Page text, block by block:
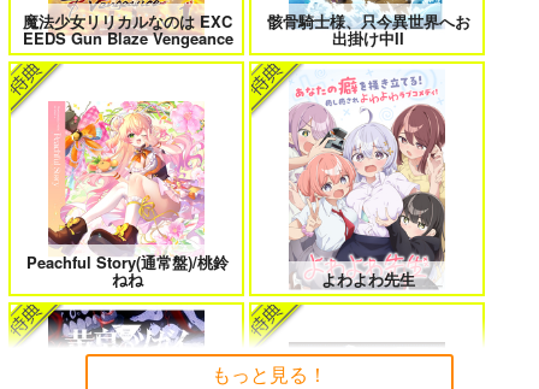
サンプル
カート
女友達は頼めば意外とヤらせてくれ
る 8
HELL’o WORK！～賽の河原で積石
を崩すだけの簡単なお仕事って聞い
たのに～
よくある令嬢転生だと思ったのに 5 僕のカノジョ先生 17
魔法少女リリカルなのは EXC
EEDS Gun Blaze Vengeance
骸骨騎士様、只今異世界へお
出掛け中II
Peachful Story(通常盤)/桃鈴
ねね よわよわ先生
もっと見る！